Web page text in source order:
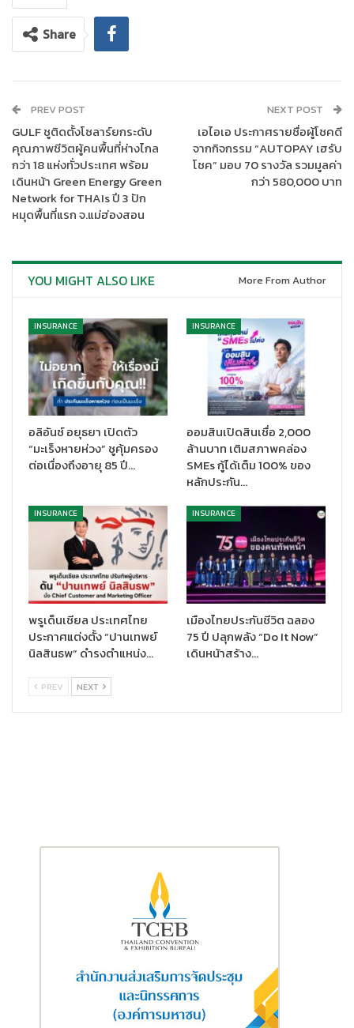
พิธีมอบรางวัล TNQA จัดขึ้นโดยมีวัตถุประสงค์เพื่อเป็นการเชิดชู
มาตรฐานและตามหลักเกณฑ์ของสมาคมประกันชีวิตไทย มีความมุ่ง
มั่นในการยกระดับมาตรฐานการให้บริการอย่างมืออาชีพ พร้อมทั้ง
ด้วยความรับผิดชอบ และยึดมั่นในหลักจรรยาบรรณแห่งวิชาชีพอย่าง
เคร่งครัด อันนำไปสู่การสร้างความเชื่อมั่นและความสัมพันธ์อันดีกับผู้
เอาประกันภัยอย่างยั่งยืน
โดยในปีนี้ เมืองไทยประกันชีวิต มีตัวแทนคุณภาพที่มีคุณสมบัติครบ
ถ้วนตามหลักเกณฑ์ทั้งสิ้น จำนวน 212 ราย ประกอบด้วย รางวัลโล่
ตัวแทนคุณภาพดีเด่นเกียรติคุณ จำนวน 5 ท่าน ได้แก่ คุณสุวรรณ
ธาราภูมิ คุณศิรินภา สุขสม คุณกัณณิฐสา แก้วสีห์สรกูล คุณวรนิษฐ์
การได้รับรางวัลในครั้งนี้ เป็นสิ่งตอกย้ำถึงตัวตนในการเป็นแบรนด์
แห่งการสร้างความสุขและรอยยิ้มที่ยั่งยืน พร้อมเดินหน้าโดยมีเป้า
Share
PREV POST
GULF ชูติดตั้งโซลาร์ยกระดับ
คุณภาพชีวิตผู้คนพื้นที่ห่างไกล
กว่า 18 แห่งทั่วประเทศ พร้อม
เดินหน้า Green Energy Green
Network for THAIs ปี 3 ปัก
หมุดพื้นที่แรก จ.แม่ฮ่องสอน
NEXT POST
เอไอเอ ประกาศรายชื่อผู้โชคดี
จากกิจกรรม “AUTOPAY เฮรับ
โชค” มอบ 70 รางวัล รวมมูลค่า
กว่า 580,000 บาท
YOU MIGHT ALSO LIKE More From Author
INSURANCE
อลิอันซ์ อยุธยา เปิดตัว
“มะเร็งหายห่วง” ชูคุ้มครอง
ต่อเนื่องถึงอายุ 85 ปี…
INSURANCE
ออมสินเปิดสินเชื่อ 2,000
ล้านบาท เติมสภาพคล่อง
SMEs กู้ได้เต็ม 100% ของ
หลักประกัน…
INSURANCE
พรูเด็นเชียล ประเทศไทย
ประกาศแต่งตั้ง “ปานเทพย์
นิลสินธพ” ดำรงตำแหน่ง…
INSURANCE
เมืองไทยประกันชีวิต ฉลอง
75 ปี ปลุกพลัง “Do It Now”
เดินหน้าสร้าง…
PREV NEXT